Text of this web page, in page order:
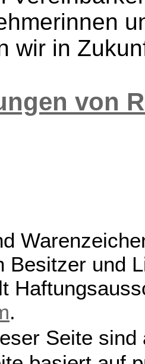
wir in
von
Besitzer und
.
Seite